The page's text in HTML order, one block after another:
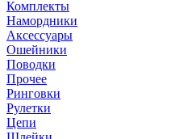
Комплекты
Намордники
Аксессуары
Ошейники
Поводки
Прочее
Ринговки
Рулетки
Цепи